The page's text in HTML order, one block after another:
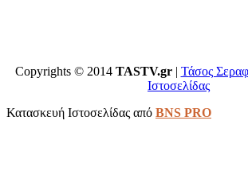
Copyrights © 2014 TASTV.gr| Τάσος
Ιστοσελίδας
Κατασκευή Ιστοσελίδας από BNS PRO